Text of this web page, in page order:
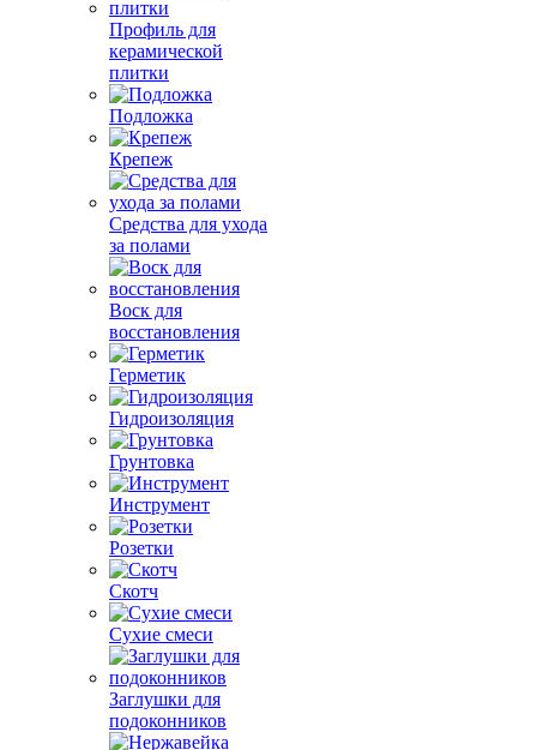
Профиль для
керамической
плитки
Подложка
Крепеж
Средства для ухода
за полами
Воск для
восстановления
Герметик
Гидроизоляция
Грунтовка
Инструмент
Розетки
Скотч
Сухие смеси
Заглушки для
подоконников